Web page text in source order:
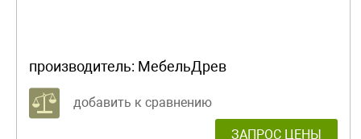
производитель: МебельДрев
добавить к сравнению
ЗАПРОС ЦЕНЫ